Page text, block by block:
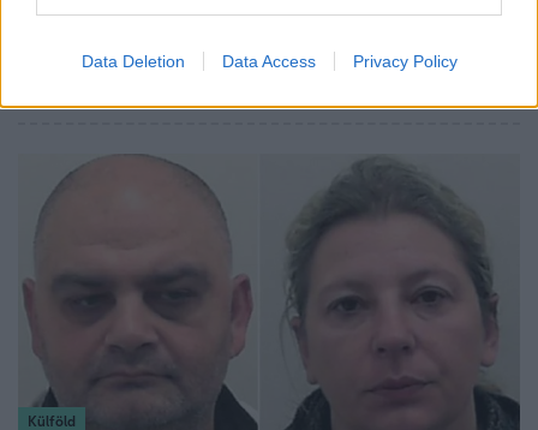
Data Deletion Data Access Privacy Policy
rabszolgasorban él
Tévedés azt gondolni, hogy ez csak a szegény országok
Külföld